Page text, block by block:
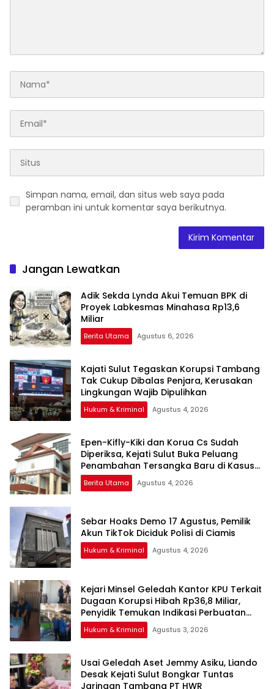
Simpan nama, email, dan situs web saya pada
peramban ini untuk komentar saya berikutnya.
Jangan Lewatkan
Adik Sekda Lynda Akui Temuan BPK di
Proyek Labkesmas Minahasa Rp13,6
Miliar
Berita Utama Agustus 6, 2026
Kajati Sulut Tegaskan Korupsi Tambang
Tak Cukup Dibalas Penjara, Kerusakan
Lingkungan Wajib Dipulihkan
Hukum & Kriminal Agustus 4, 2026
Epen-Kifly-Kiki dan Korua Cs Sudah
Diperiksa, Kejati Sulut Buka Peluang
Penambahan Tersangka Baru di Kasus
PT HWR
Berita Utama Agustus 4, 2026
Sebar Hoaks Demo 17 Agustus, Pemilik
Akun TikTok Diciduk Polisi di Ciamis
Hukum & Kriminal Agustus 4, 2026
Kejari Minsel Geledah Kantor KPU Terkait
Dugaan Korupsi Hibah Rp36,8 Miliar,
Penyidik Temukan Indikasi Perbuatan
Melawan Hukum
Hukum & Kriminal Agustus 3, 2026
Usai Geledah Aset Jemmy Asiku, Liando
Desak Kejati Sulut Bongkar Tuntas
Jaringan Tambang PT HWR